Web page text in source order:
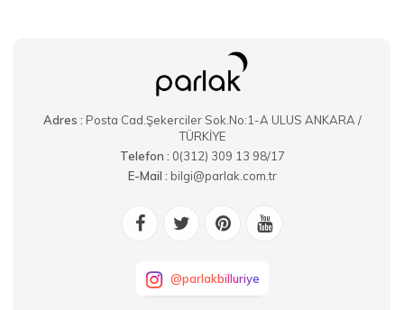
Adres : Posta Cad.Şekerciler Sok.No:1-A ULUS ANKARA /
TÜRKİYE
Telefon : 0(312) 309 13 98/17
E-Mail : bilgi@parlak.com.tr
@parlakbilluriye